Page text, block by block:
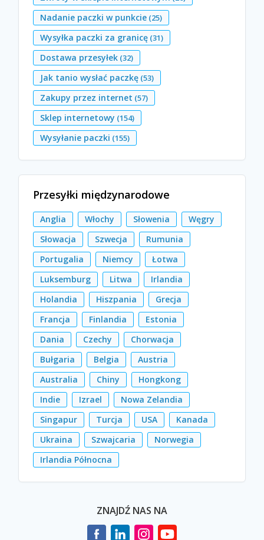
ZNAJDŹ NAS NA
Nadanie paczki w punkcie (25)
Wysyłka paczki za granicę (31)
Dostawa przesyłek (32)
Jak tanio wysłać paczkę (53)
Zakupy przez internet (57)
Sklep internetowy (154)
Wysyłanie paczki (155)
Przesyłki międzynarodowe
Anglia Włochy Słowenia
Węgry
Słowacja
Szwecja
Rumunia
Portugalia
Niemcy
Łotwa
Luksemburg
Litwa
Irlandia
Holandia
Hiszpania
Grecja
Francja
Finlandia
Estonia
Dania
Czechy
Chorwacja
Bułgaria
Belgia
Austria
Australia
Chiny
Hongkong
Indie
Izrael
Nowa Zelandia
Singapur
Turcja USA
Kanada
Ukraina
Szwajcaria
Norwegia
Irlandia Północna